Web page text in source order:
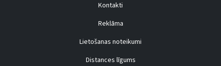
Kontakti
Reklāma
Lietošanas noteikumi
Distances līgums